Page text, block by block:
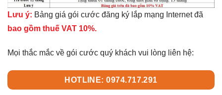
Lưu ý: Bảng giá gói cước đăng ký lắp mạng Internet đã
bao gồm thuế VAT 10%.
Mọi thắc mắc về gói cước quý khách vui lòng liên hệ:
HOTLINE: 0974.717.291